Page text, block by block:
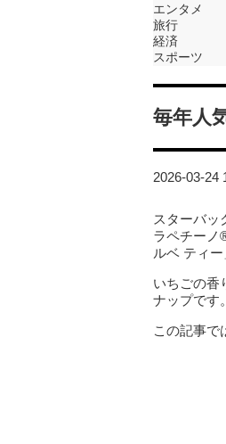
エンタメ
旅行
経済
スポーツ
毎年人
2026-03-24
スターバッ
ラペチーノ
ルベ ティ
いちごの香
ナップです。
この記事で